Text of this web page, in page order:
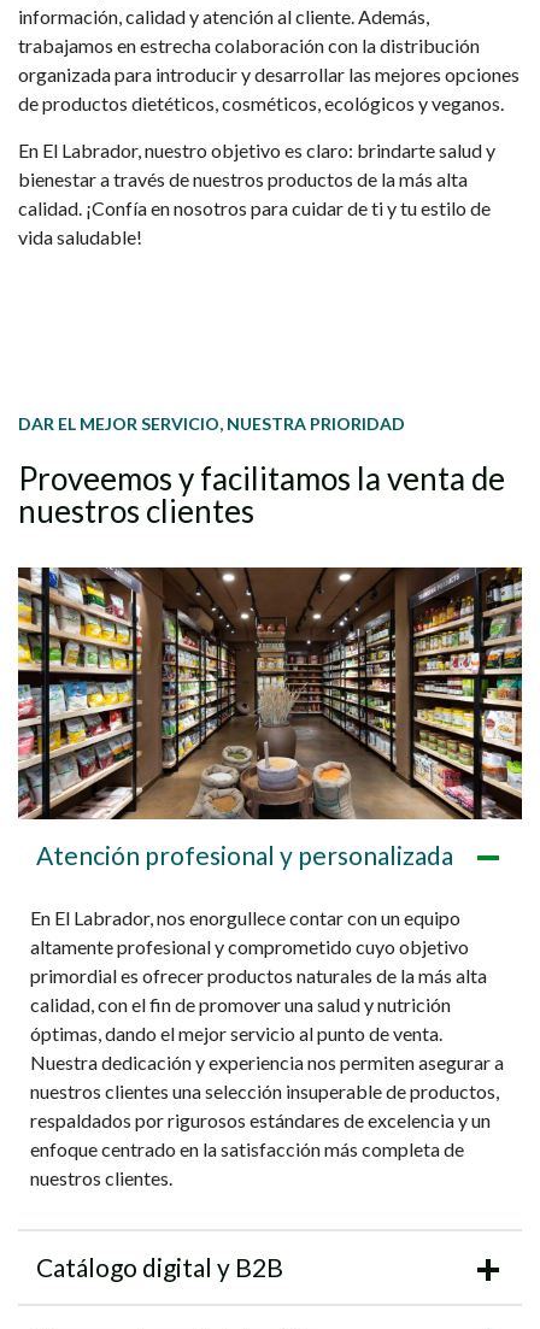
información, calidad y atención al cliente. Además,
trabajamos en estrecha colaboración con la distribución
organizada para introducir y desarrollar las mejores opciones
de productos dietéticos, cosméticos, ecológicos y veganos.
En El Labrador, nuestro objetivo es claro: brindarte salud y
bienestar a través de nuestros productos de la más alta
calidad. ¡Confía en nosotros para cuidar de ti y tu estilo de
vida saludable!
DAR EL MEJOR SERVICIO, NUESTRA PRIORIDAD
Proveemos y facilitamos la venta de
nuestros clientes
Atención profesional y personalizada
En El Labrador, nos enorgullece contar con un equipo
altamente profesional y comprometido cuyo objetivo
primordial es ofrecer productos naturales de la más alta
calidad, con el fin de promover una salud y nutrición
óptimas, dando el mejor servicio al punto de venta.
Nuestra dedicación y experiencia nos permiten asegurar a
nuestros clientes una selección insuperable de productos,
respaldados por rigurosos estándares de excelencia y un
enfoque centrado en la satisfacción más completa de
nuestros clientes.
Catálogo digital y B2B